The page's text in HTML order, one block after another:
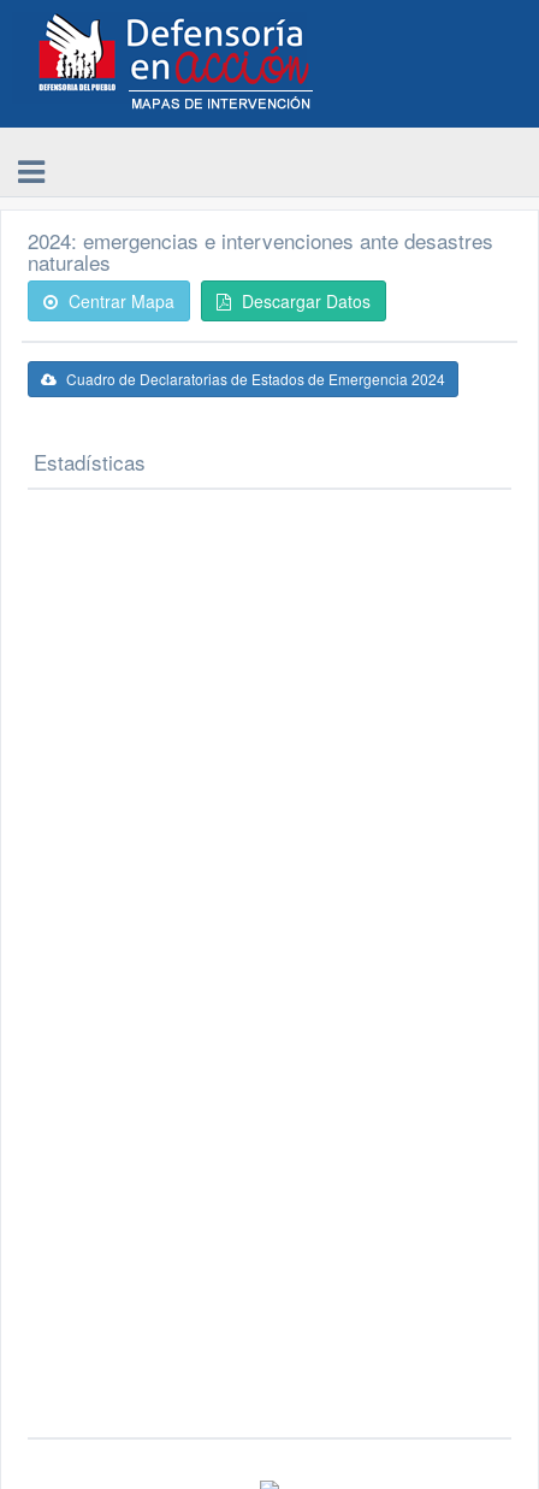
2024: emergencias e intervenciones ante desastres
naturales
Centrar Mapa Descargar Datos
Cuadro de Declaratorias de Estados de Emergencia 2024
Estadísticas